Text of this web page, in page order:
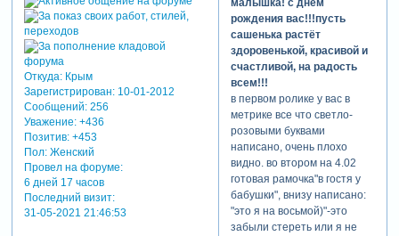
теги: дети,семья
Откуда:Крым
Зарегистрирован: 10-01-2012
Сообщений:256
Уважение: +436
Позитив: +453
Пол:Женский
Провел на форуме:
6 дней 17 часов
Последний визит:
31-05-2021 21:46:53
малышка! с днём
рождения вас!!!пусть
сашенька растёт
здоровенькой, красивой и
счастливой, на радость
всем!!!
в первом ролике у вас в
метрике все что светло-
розовыми буквами
написано, очень плохо
видно. во втором на 4.02
готовая рамочка"в гостя у
бабушки", внизу написано:
"это я на восьмой)"-это
забыли стереть или я не